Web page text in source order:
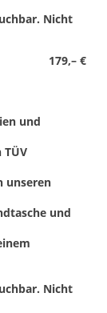
Nicht
179,– €
und
unseren
und
Nicht